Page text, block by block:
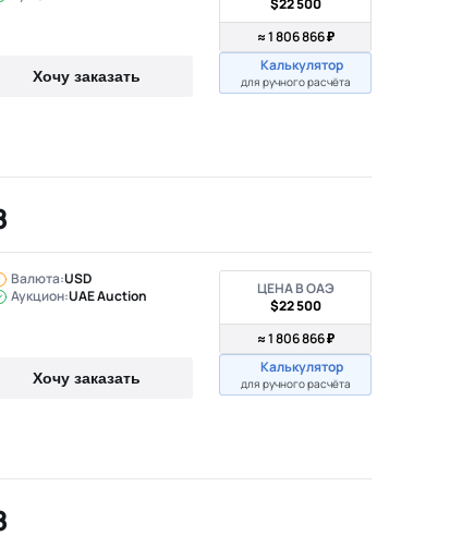
Хочу заказать
$22 500
≈ 1 806 866 ₽
Калькулятор
для ручного расчёта
Валюта:USD
Аукцион:UAE Auction
Хочу заказать
ЦЕНА В ОАЭ
$22 500
≈ 1 806 866 ₽
Калькулятор
для ручного расчёта